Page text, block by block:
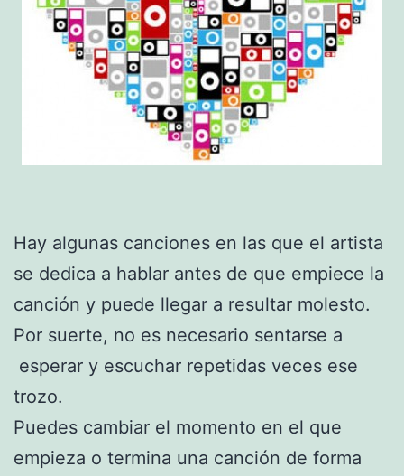
Hay algunas canciones en las que el artista
se dedica a hablar antes de que empiece la
canción y puede llegar a resultar molesto.
Por suerte, no es necesario sentarse a
esperar y escuchar repetidas veces ese
trozo.
Puedes cambiar el momento en el que
empieza o termina una canción de forma